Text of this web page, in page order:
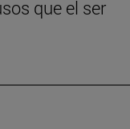
que el ser